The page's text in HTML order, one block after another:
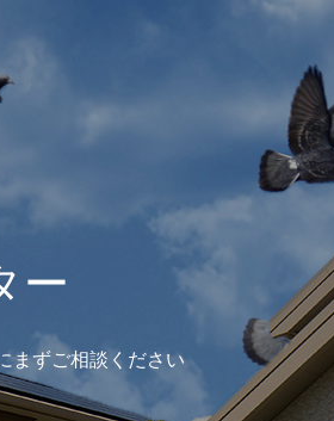
ー
まずご相談ください